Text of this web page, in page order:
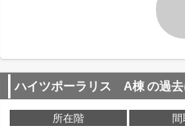
ハイツポーラリス A棟の過
所在階 間